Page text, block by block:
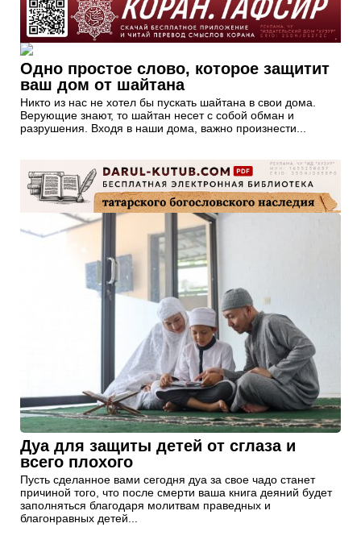
Одно простое слово, которое защитит
ваш дом от шайтана
Никто из нас не хотел бы пускать шайтана в свои дома.
Верующие знают, то шайтан несет с собой обман и
разрушения. Входя в наши дома, важно произнести...
Дуа для защиты детей от сглаза и
всего плохого
Пусть сделанное вами сегодня дуа за свое чадо станет
причиной того, что после смерти ваша книга деяний будет
заполняться благодаря молитвам праведных и
благонравных детей...